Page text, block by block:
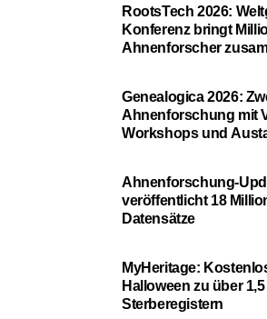
RootsTech 2026:
Konferenz bringt
Ahnenforscher
Genealogica 2026:
Ahnenforschung mit
Workshops und
Ahnenforschung-
veröffentlicht 18
Datensätze
MyHeritage:
Halloween zu über
Sterberegistern